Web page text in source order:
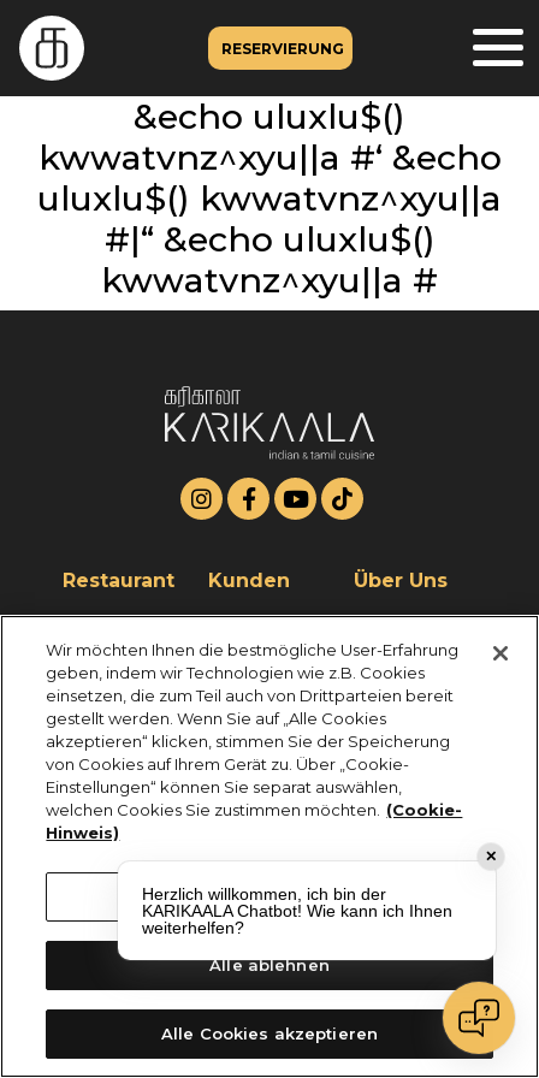
RESERVIERUNG
&echo uluxlu$()
kwwatvnz^xyu||a #‘ &echo
uluxlu$() kwwatvnz^xyu||a
#|“ &echo uluxlu$()
kwwatvnz^xyu||a #
Restaurant
Aktionen
Öffnungszeiten
Speisekarte
Kunden
Rezensionen
Merchandise
Gutscheine
Über Uns
Unser Team
Konzept
Kontakt
FAQ
KARIKAALA ©2026 - Saily Food Service GmbH
Alle Rechte vorbehalten
✕
Herzlich willkommen, ich bin der
KARIKAALA Chatbot! Wie kann ich Ihnen
weiterhelfen?
Wir möchten Ihnen die bestmögliche User-Erfahrung
geben, indem wir Technologien wie z.B. Cookies
einsetzen, die zum Teil auch von Drittparteien bereit
gestellt werden. Wenn Sie auf „Alle Cookies
akzeptieren“ klicken, stimmen Sie der Speicherung
von Cookies auf Ihrem Gerät zu. Über „Cookie-
Einstellungen“ können Sie separat auswählen,
welchen Cookies Sie zustimmen möchten.
(Cookie-
Hinweis)
Cookie-Einstellungen
Alle ablehnen
Alle Cookies akzeptieren